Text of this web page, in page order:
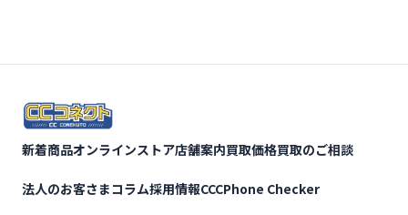
新着商品オンラインストア店舗案内買取価格買取のご相談
法人のお客さまコラム採用情報CCCPhone Checker